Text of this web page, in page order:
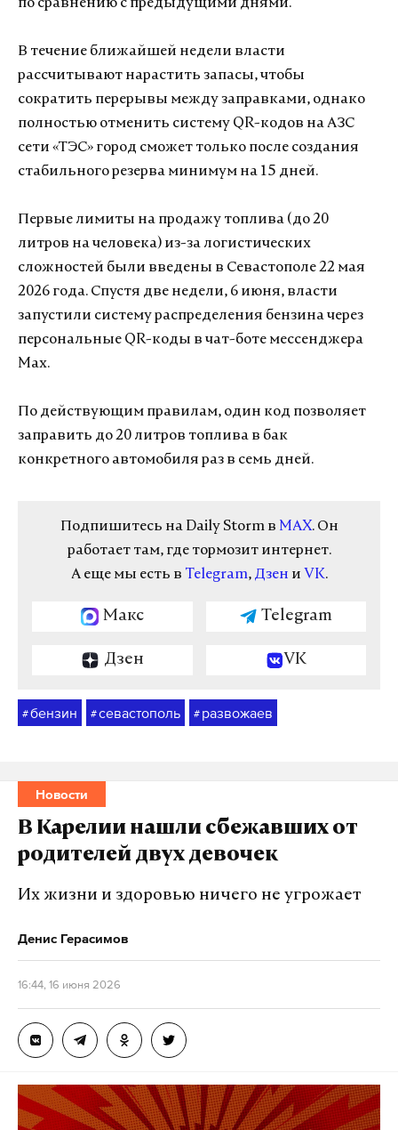
по сравнению с предыдущими днями.
В течение ближайшей недели власти
рассчитывают нарастить запасы, чтобы
сократить перерывы между заправками, однако
полностью отменить систему QR-кодов на АЗС
сети «ТЭС» город сможет только после создания
стабильного резерва минимум на 15 дней.
Первые лимиты на продажу топлива (до 20
литров на человека) из-за логистических
сложностей были введены в Севастополе 22 мая
2026 года. Спустя две недели, 6 июня, власти
запустили систему распределения бензина через
персональные QR-коды в чат-боте мессенджера
Max.
По действующим правилам, один код позволяет
заправить до 20 литров топлива в бак
конкретного автомобиля раз в семь дней.
Подпишитесь на Daily Storm в MAX. Он
работает там, где тормозит интернет.
А еще мы есть в Telegram, Дзен и VK.
Макс Telegram
Дзен VK
#бензин #севастополь # развожаев
Новости
В Карелии нашли сбежавших от
родителей двух девочек
Их жизни и здоровью ничего не угрожает
Денис Герасимов
16:44, 16 июня 2026